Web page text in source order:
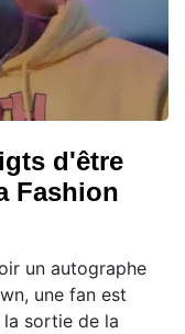
d'être
Fashion
un autographe
une fan est
la sortie de la